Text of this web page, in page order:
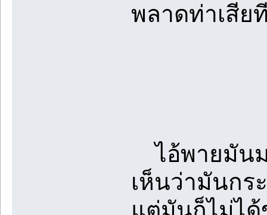
พลาดท่าเสีย
ไอ้พายมันม
เห็นว่ามันกร
แต่มันก็ไม่ไ